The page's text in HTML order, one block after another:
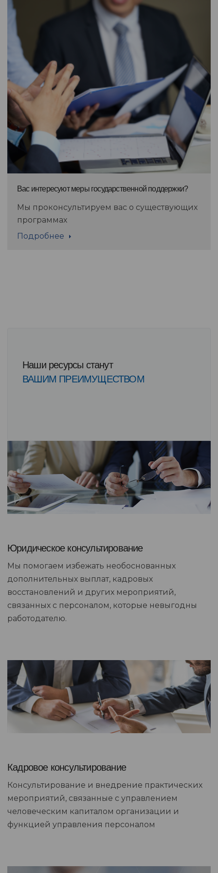
Вас интересуют меры государственной поддержки?
Мы проконсультируем вас о существующих
программах
Подробнее
Наши ресурсы станут
ВАШИМ ПРЕИМУЩЕСТВОМ
Юридическое консультирование
Мы помогаем избежать необоснованных
дополнительных выплат, кадровых
восстановлений и других мероприятий,
связанных с персоналом, которые невыгодны
работодателю.
Кадровое консультирование
Консультирование и внедрение практических
мероприятий, связанные с управлением
человеческим капиталом организации и
функцией управления персоналом